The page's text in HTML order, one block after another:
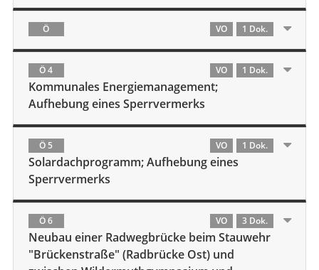
Ö VO 1 Dok.
Ö 4 VO 1 Dok.
Kommunales Energiemanagement;
Aufhebung eines Sperrvermerks
Ö 5 VO 1 Dok.
Solardachprogramm; Aufhebung eines
Sperrvermerks
Ö 6 VO 3 Dok.
Neubau einer Radwegbrücke beim Stauwehr
"Brückenstraße" (Radbrücke Ost) und